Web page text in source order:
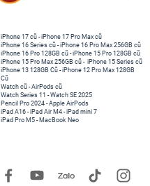
iPhone 17 cũ -iPhone 17 Pro Max cũ
iPhone 16 Series cũ - iPhone 16 Pro Max 256GB cũ
iPhone 16 Pro 128GB cũ -iPhone 15 Pro 128GB cũ
iPhone 15 Pro Max 256GB cũ - iPhone 15 Series cũ
iPhone 13 128GB Cũ -iPhone 12 Pro Max 128GB
Cũ
Watch cũ -AirPods cũ
Watch Series 11 -Watch SE 2025
Pencil Pro 2024 -Apple AirPods
iPad A16 -iPad Air M4 -iPad mini 7
iPad Pro M5 - MacBook Neo